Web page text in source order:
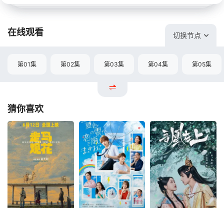
在线观看 切换节点
第01集 第02集 第03集 第04集 第05集
猜你喜欢